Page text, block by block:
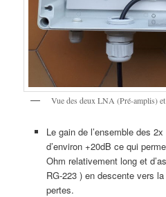
Vue des deux LNA (Pré-amplis)
Le gain de l’ensemble des
d’environ +20dB ce qui
Ohm relativement long et
RG-223 ) en descente vers
pertes.